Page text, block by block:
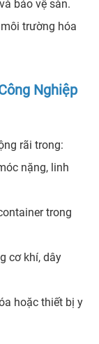
bảo vệ sàn.
trường hóa
Nghiệp
rãi trong:
nặng, linh
trong
cơ khí, dây
hoặc thiết bị y